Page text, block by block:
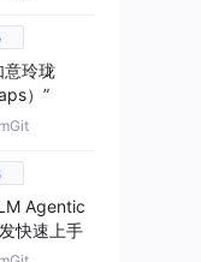
意玲珑
）”
Agentic
快速上手